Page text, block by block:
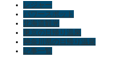
レジャー
パワースポット
北海道観光
東京の日帰り温泉
神奈川県の日帰り温泉
記事一覧